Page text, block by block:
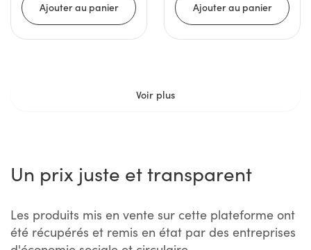
Voir plus
Un prix juste et transparent
Les produits mis en vente sur cette plateforme ont
été récupérés et remis en état par des entreprises